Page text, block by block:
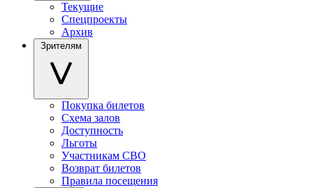
Текущие
Спецпроекты
Архив
Зрителям
Покупка билетов
Схема залов
Доступность
Льготы
Участникам СВО
Возврат билетов
Правила посещения